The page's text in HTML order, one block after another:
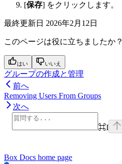
[保存] をクリックします。
最終更新日 2026年2月12日
このページは役に立ちましたか？
はい いいえ
グループの作成と管理
前へ
Removing Users From Groups
次へ
⌘I
Box Docs home page